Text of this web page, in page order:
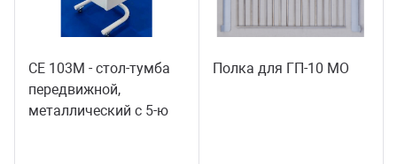
СЕ 103М - стол-тумба
передвижной,
металлический с 5-ю
Полка для ГП-10 МО